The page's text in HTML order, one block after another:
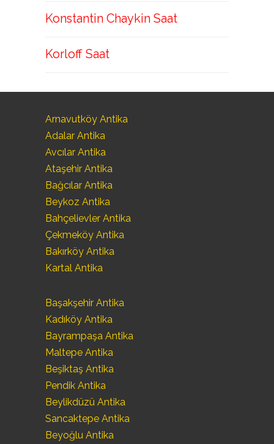
Konstantin Chaykin Saat
Korloff Saat
Arnavutköy Antika
Adalar Antika
Avcılar Antika
Ataşehir Antika
Bağcılar Antika
Beykoz Antika
Bahçelievler Antika
Çekmeköy Antika
Bakırköy Antika
Kartal Antika
Başakşehir Antika
Kadıköy Antika
Bayrampaşa Antika
Maltepe Antika
Beşiktaş Antika
Pendik Antika
Beylikdüzü Antika
Sancaktepe Antika
Beyoğlu Antika